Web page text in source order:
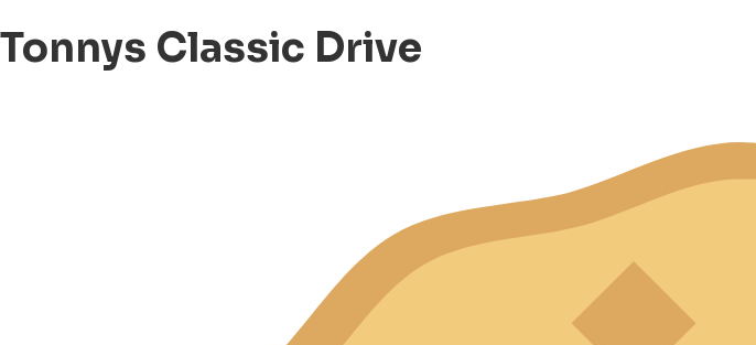
Tonnys Classic Drive